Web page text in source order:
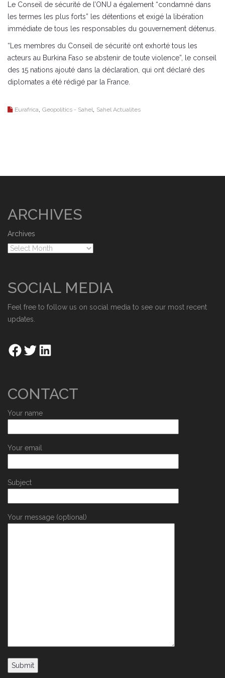
Le Conseil de sécurité de l’ONU a également “condamné dans
les termes les plus forts” les détentions et exigé la libération
immédiate de tous les responsables du gouvernement détenus.
“Les membres du Conseil de sécurité ont exhorté tous les
acteurs au Burkina Faso se abstenir de toute violence”, le conseil
des 15 nations ajouté dans la déclaration, qui ont déclaré des
diplomates a été rédigé par la France.
Eurafrica Geopolitics - Sahel Sahel Actualites
ARCHIVES
Archives
SOCIAL MEDIA
Feel free to follow us on social media to see our most recent
updates.
CONTACT
Your name
Your email
Subject
Your message (optional)